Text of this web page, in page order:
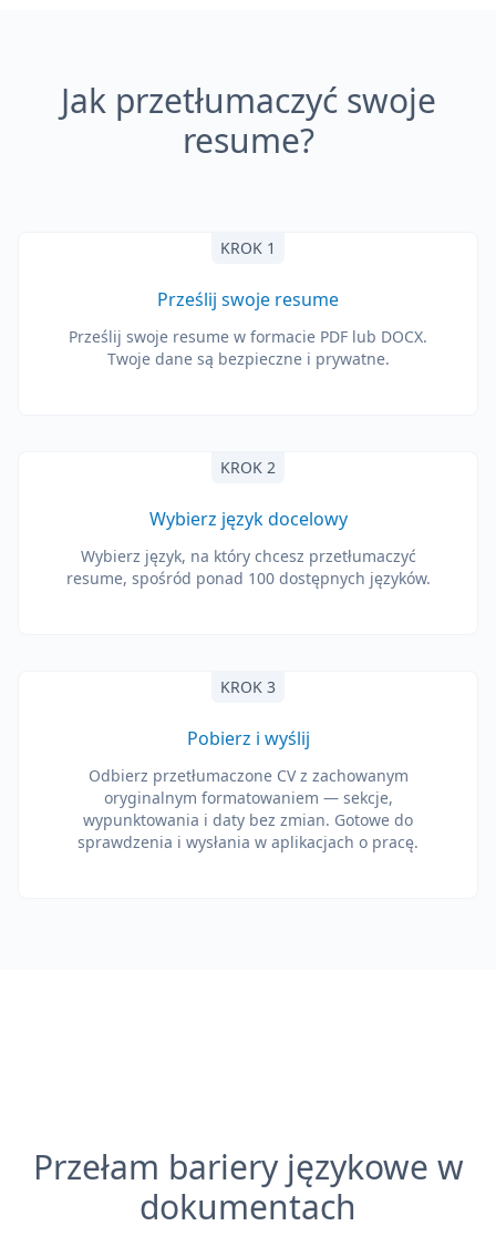
Jak przetłumaczyć swoje
resume?
KROK 1
Prześlij swoje resume
Prześlij swoje resume w formacie PDF lub DOCX.
Twoje dane są bezpieczne i prywatne.
KROK 2
Wybierz język docelowy
Wybierz język, na który chcesz przetłumaczyć
resume, spośród ponad 100 dostępnych języków.
KROK 3
Pobierz i wyślij
Odbierz przetłumaczone CV z zachowanym
oryginalnym formatowaniem — sekcje,
wypunktowania i daty bez zmian. Gotowe do
sprawdzenia i wysłania w aplikacjach o pracę.
Przełam bariery językowe w
dokumentach